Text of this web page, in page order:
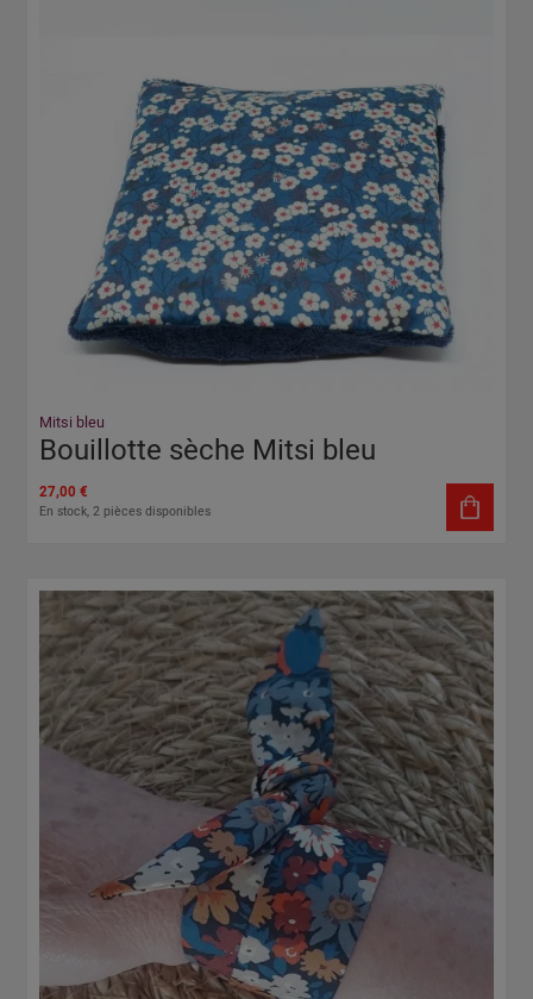
Mitsi bleu
Bouillotte sèche Mitsi bleu
27,00 €
En stock, 2 pièces disponibles